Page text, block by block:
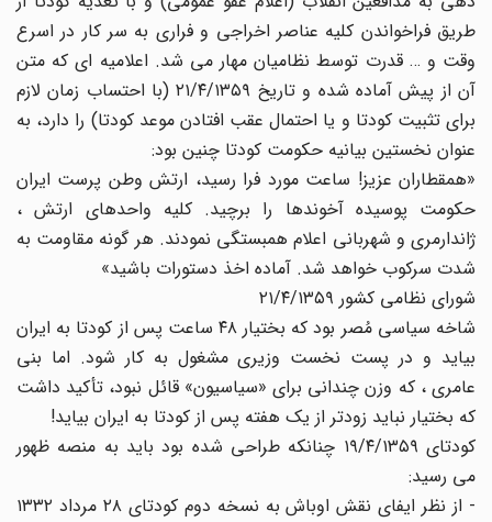
طریق فراخواندن کلیه عناصر اخراجی و فراری به سر کار در اسرع
وقت و … قدرت توسط نظامیان مهار می شد. اعلامیه ای که متن
آن از پیش آماده شده و تاریخ ۲۱/۴/۱۳۵۹ (با احتساب زمان لازم
برای تثبیت کودتا و یا احتمال عقب افتادن موعد کودتا) را دارد، به
عنوان نخستین بیانیه حکومت کودتا چنین بود:
«همقطاران عزیز! ساعت مورد فرا رسید، ارتش وطن پرست ایران
حکومت پوسیده آخوندها را برچید. کلیه واحدهای ارتش ،
ژاندارمری و شهربانی اعلام همبستگی نمودند. هر گونه مقاومت به
شدت سرکوب خواهد شد. آماده اخذ دستورات باشید»
شورای نظامی کشور ۲۱/۴/۱۳۵۹
شاخه سیاسی مُصر بود که بختیار ۴۸ ساعت پس از کودتا به ایران
بیاید و در پست نخست وزیری مشغول به کار شود. اما بنی
عامری ، که وزن چندانی برای «سیاسیون» قائل نبود، تأکید داشت
که بختیار نباید زودتر از یک هفته پس از کودتا به ایران بیاید!
کودتای ۱۹/۴/۱۳۵۹ چنانکه طراحی شده بود باید به منصه ظهور
می رسید:
- از نظر ایفای نقش اوباش به نسخه دوم کودتای ۲۸ مرداد ۱۳۳۲